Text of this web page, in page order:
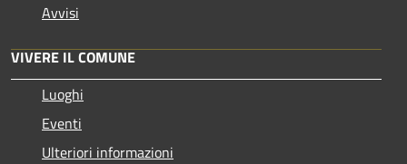
Avvisi
VIVERE IL COMUNE
Luoghi
Eventi
Ulteriori informazioni